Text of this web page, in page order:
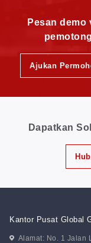
Pesan
Ajukan
Dapatkan
Kantor Pusat Global
Alamat: No. 1 Jalan